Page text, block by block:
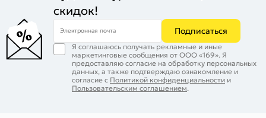
скидок!
Электронная почта Подписаться
Я соглашаюсь получать рекламные и иные
маркетинговые сообщения от ООО «169». Я
предоставляю согласие на обработку персональных
данных, а также подтверждаю ознакомление и
согласие с Политикой конфиденциальности и
Пользовательским соглашением.